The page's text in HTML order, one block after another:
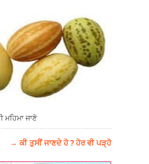
ਮਹਿਮਾ ਜਾਣੋ
→ ਕੀ ਤੁਸੀਂ ਜਾਣਦੇ ਹੋ ? ਹੋਰ ਵੀ ਪੜ੍ਹੋ